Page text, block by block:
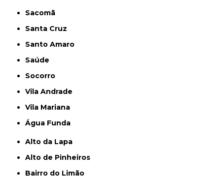
Sacomã
Santa Cruz
Santo Amaro
Saúde
Socorro
Vila Andrade
Vila Mariana
Água Funda
Alto da Lapa
Alto de Pinheiros
Bairro do Limão